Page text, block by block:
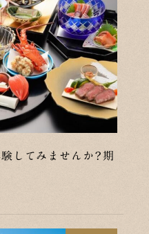
してみませんか？期